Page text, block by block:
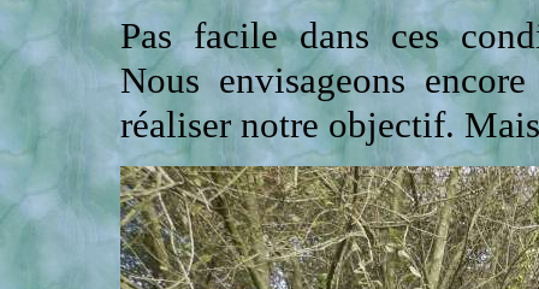
Pas facile dans ces
Nous envisageons
réaliser notre objectif.